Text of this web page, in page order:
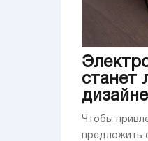
станет
Чтобы
предложить